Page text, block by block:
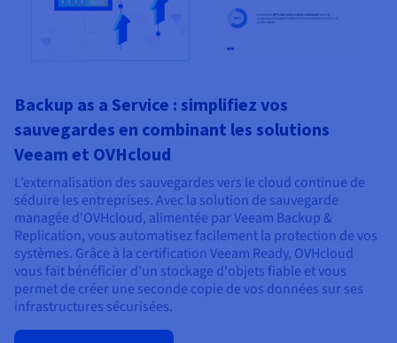
Backup as a Service : simplifiez vos
sauvegardes en combinant les solutions
Veeam et OVHcloud
L’externalisation des sauvegardes vers le cloud continue de
séduire les entreprises. Avec la solution de sauvegarde
managée d'OVHcloud, alimentée par Veeam Backup &
Replication, vous automatisez facilement la protection de vos
systèmes. Grâce à la certification Veeam Ready, OVHcloud
vous fait bénéficier d'un stockage d'objets fiable et vous
permet de créer une seconde copie de vos données sur ses
infrastructures sécurisées.